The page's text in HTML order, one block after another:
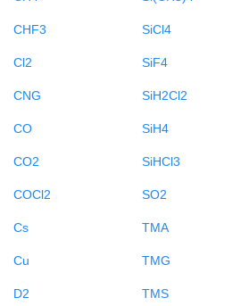
CHF3
Cl2
CNG
CO
CO2
COCl2
Cs
Cu
D2
SiCl4
SiF4
SiH2Cl2
SiH4
SiHCl3
SO2
TMA
TMG
TMS